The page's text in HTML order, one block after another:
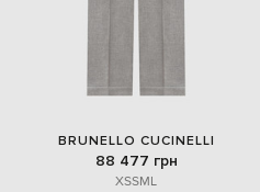
BRUNELLO CUCINELLI
88 477 грн
XSSML